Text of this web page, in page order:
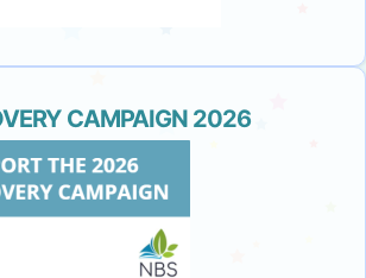
CAMPAIGN 2026